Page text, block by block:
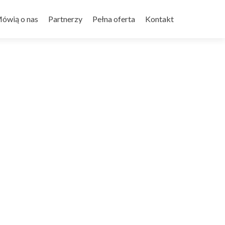
o nas Partnerzy Pełna oferta Kontakt